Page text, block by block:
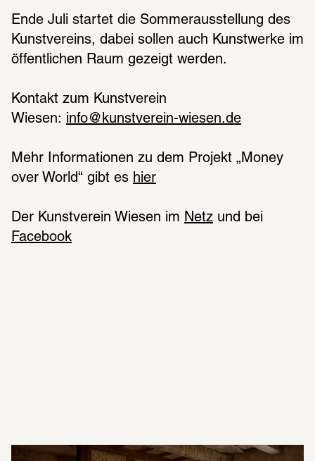
Ende Juli startet die Sommerausstellung des
Kunstvereins, dabei sollen auch Kunstwerke im
öffentlichen Raum gezeigt werden.
Kontakt zum Kunstverein
Wiesen: info@kunstverein-wiesen.de
Mehr Informationen zu dem Projekt „Money
over World“ gibt es hier
Der Kunstverein Wiesen im Netz
Facebook